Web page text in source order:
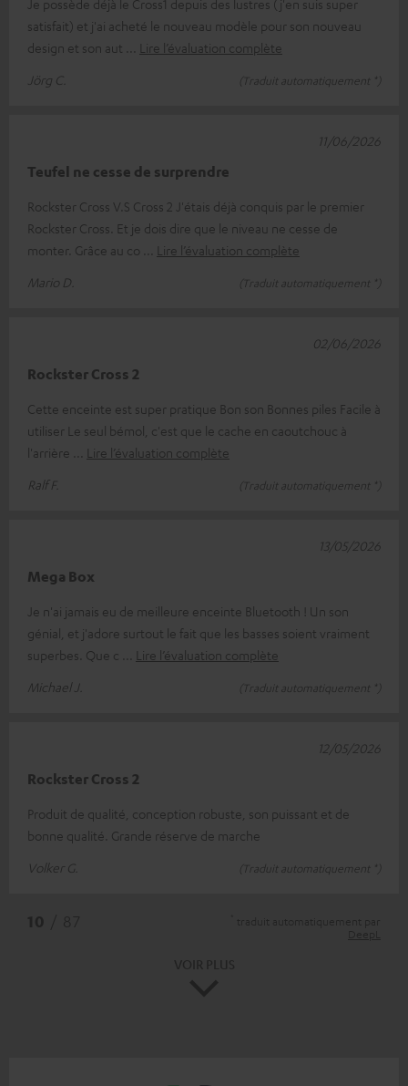
Je possède déjà le Cross1 depuis des lustres (j'en suis super
satisfait) et j'ai acheté le nouveau modèle pour son nouveau
design et son aut
Lire l’évaluation complète
Jörg C.
(Traduit automatiquement *)
Teufel ne cesse de surprendre
Rockster Cross V.S Cross 2 J'étais déjà conquis par le premier
Rockster Cross. Et je dois dire que le niveau ne cesse de
monter. Grâce au co
Lire l’évaluation complète
Mario D.
(Traduit automatiquement *)
11/06/2026
Rockster Cross 2
Cette enceinte est super pratique Bon son Bonnes piles Facile à
utiliser Le seul bémol, c'est que le cache en caoutchouc à
l'arrière
Lire l’évaluation complète
Ralf F.
(Traduit automatiquement *)
02/06/2026
Mega Box
Je n'ai jamais eu de meilleure enceinte Bluetooth ! Un son
génial, et j'adore surtout le fait que les basses soient vraiment
superbes. Que c
Lire l’évaluation complète
Michael J.
(Traduit automatiquement *)
13/05/2026
Rockster Cross 2
Produit de qualité, conception robuste, son puissant et de
bonne qualité. Grande réserve de marche
Volker G.
(Traduit automatiquement *)
12/05/2026